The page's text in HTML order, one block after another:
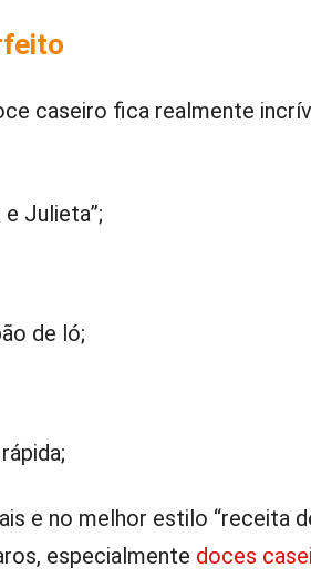
caseiro fica realmente
Julieta”;
de ló;
e no melhor estilo “receita
especialmente doces